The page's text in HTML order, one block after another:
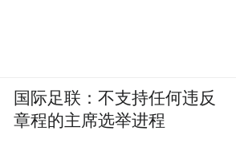
国际足联：不支持任何违反
章程的主席选举进程